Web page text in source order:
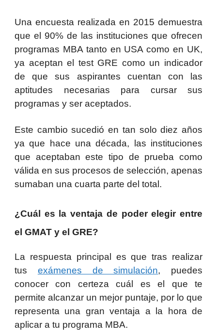
Una encuesta realizada en 2015 demuestra
que el 90% de las instituciones que ofrecen
programas MBA tanto en USA como en UK,
ya aceptan el test GRE como un indicador
de que sus aspirantes cuentan con las
aptitudes necesarias para cursar sus
programas y ser aceptados.
Este cambio sucedió en tan solo diez años
ya que hace una década, las instituciones
que aceptaban este tipo de prueba como
válida en sus procesos de selección, apenas
sumaban una cuarta parte del total.
¿Cuál es la ventaja de poder elegir entre
el GMAT y el GRE?
La respuesta principal es que tras realizar
tus exámenes de simulación, puedes
conocer con certeza cuál es el que te
permite alcanzar un mejor puntaje, por lo que
representa una gran ventaja a la hora de
aplicar a tu programa MBA.